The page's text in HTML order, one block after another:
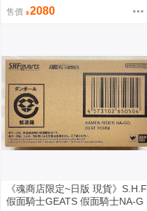
選一）（全新未拆封）
售價 2080
《魂商店限定~日版 現貨》S.H.F
假面騎士GEATS 假面騎士NA-G